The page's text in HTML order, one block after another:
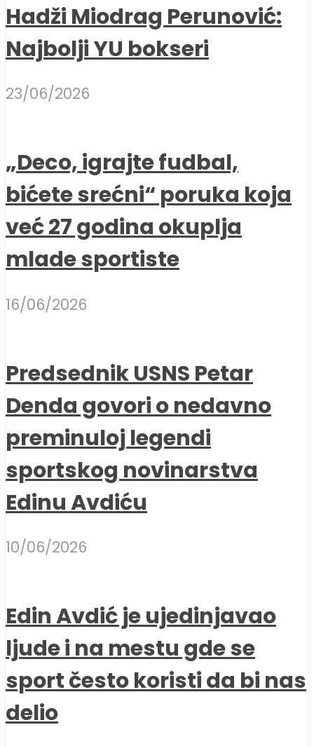
Hadži Miodrag Perunović:
Najbolji YU bokseri
23/06/2026
„Deco, igrajte fudbal,
bićete srećni“ poruka koja
već 27 godina okuplja
mlade sportiste
16/06/2026
Predsednik USNS Petar
Denda govori o nedavno
preminuloj legendi
sportskog novinarstva
Edinu Avdiću
10/06/2026
Edin Avdić je ujedinjavao
ljude i na mestu gde se
sport često koristi da bi nas
delio